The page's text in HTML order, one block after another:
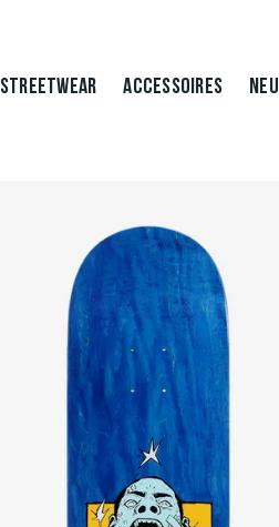
STREETWEAR ACCESSOIRES NEU